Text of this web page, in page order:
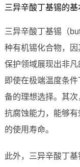
三异辛酸丁基锡的
三异辛酸丁基锡（
种有机锡化合物，
保护领域展现出非凡
即使在极端温度条
备的理想选择。其
抗腐蚀能力，能够
的使用寿命。
此外，三异辛酸丁